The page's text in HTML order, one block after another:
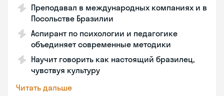
Преподавал в международных компаниях и в
Посольстве Бразилии
Аспирант по психологии и педагогике
объединяет современные методики
Научит говорить как настоящий бразилец,
чувствуя культуру
Читать дальше